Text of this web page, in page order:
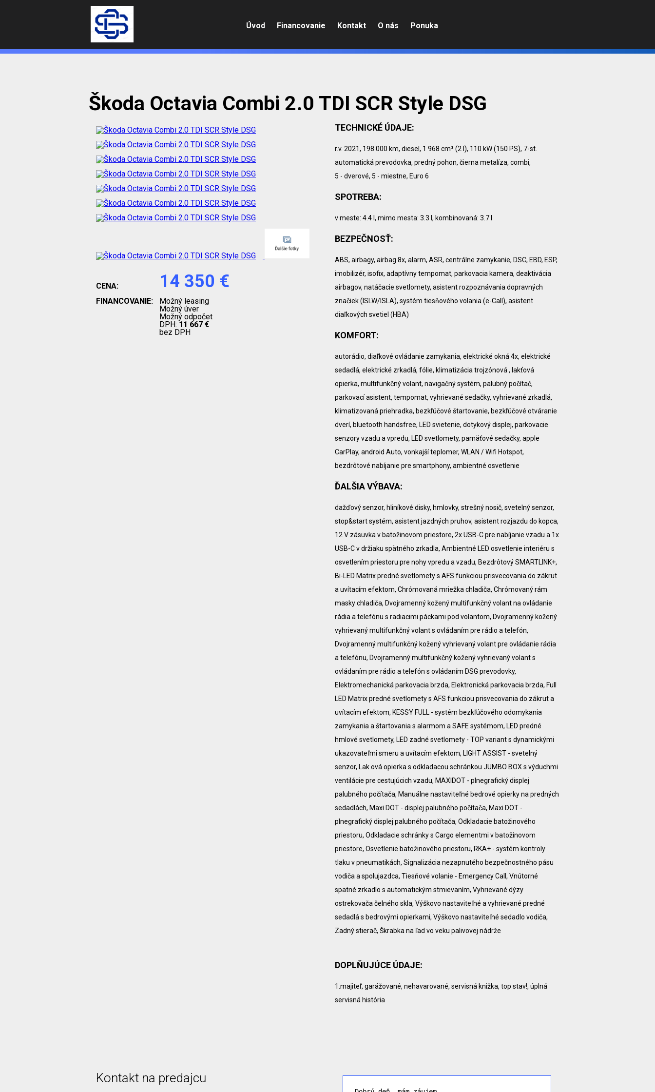
Úvod Financovanie Kontakt O nás Ponuka
Škoda Octavia Combi 2.0 TDI SCR Style DSG
CENA: 14 350 €
FINANCOVANIE:
Možný leasing
Možný úver
Možný odpočet
DPH: 11 667 €
bez DPH
TECHNICKÉ ÚDAJE:
r.v. 2021, 198 000 km, diesel, 1 968 cm³ (2 l), 110 kW (150 PS), 7-st.
automatická prevodovka, predný pohon, čierna metalíza, combi,
5 - dverové, 5 - miestne, Euro 6
SPOTREBA:
v meste: 4.4 l, mimo mesta: 3.3 l, kombinovaná: 3.7 l
BEZPEČNOSŤ:
ABS, airbagy, airbag 8x, alarm, ASR, centrálne zamykanie, DSC, EBD, ESP,
imobilizér, isofix, adaptívny tempomat, parkovacia kamera, deaktivácia
airbagov, natáčacie svetlomety, asistent rozpoznávania dopravných
značiek (ISLW/ISLA), systém tiesňového volania (e-Call), asistent
diaľkových svetiel (HBA)
KOMFORT:
autorádio, diaľkové ovládanie zamykania, elektrické okná 4x, elektrické
sedadlá, elektrické zrkadlá, fólie, klimatizácia trojzónová , lakťová
opierka, multifunkčný volant, navigačný systém, palubný počítač,
parkovací asistent, tempomat, vyhrievané sedačky, vyhrievané zrkadlá,
klimatizovaná priehradka, bezkľúčové štartovanie, bezkľúčové otváranie
dverí, bluetooth handsfree, LED svietenie, dotykový displej, parkovacie
senzory vzadu a vpredu, LED svetlomety, pamäťové sedačky, apple
CarPlay, android Auto, vonkajší teplomer, WLAN / Wifi Hotspot,
bezdrôtové nabíjanie pre smartphony, ambientné osvetlenie
ĎALŠIA VÝBAVA:
dažďový senzor, hliníkové disky, hmlovky, strešný nosič, svetelný senzor,
stop&start systém, asistent jazdných pruhov, asistent rozjazdu do kopca,
12 V zásuvka v batožinovom priestore, 2x USB-C pre nabíjanie vzadu a 1x
USB-C v držiaku spätného zrkadla, Ambientné LED osvetlenie interiéru s
osvetlením priestoru pre nohy vpredu a vzadu, Bezdrôtový SMARTLINK+,
Bi-LED Matrix predné svetlomety s AFS funkciou prisvecovania do zákrut
a uvítacím efektom, Chrómovaná mriežka chladiča, Chrómovaný rám
masky chladiča, Dvojramenný kožený multifunkčný volant na ovládanie
rádia a telefónu s radiacimi páckami pod volantom, Dvojramenný kožený
vyhrievaný multifunkčný volant s ovládaním pre rádio a telefón,
Dvojramenný multifunkčný kožený vyhrievaný volant pre ovládanie rádia
a telefónu, Dvojramenný multifunkčný kožený vyhrievaný volant s
ovládaním pre rádio a telefón s ovládaním DSG prevodovky,
Elektromechanická parkovacia brzda, Elektronická parkovacia brzda, Full
LED Matrix predné svetlomety s AFS funkciou prisvecovania do zákrut a
uvítacím efektom, KESSY FULL - systém bezkľúčového odomykania
zamykania a štartovania s alarmom a SAFE systémom, LED predné
hmlové svetlomety, LED zadné svetlomety - TOP variant s dynamickými
ukazovateľmi smeru a uvítacím efektom, LIGHT ASSIST - svetelný
senzor, Lak ová opierka s odkladacou schránkou JUMBO BOX s výduchmi
ventilácie pre cestujúcich vzadu, MAXIDOT - plnegrafický displej
palubného počítača, Manuálne nastaviteľné bedrové opierky na predných
sedadlách, Maxi DOT - displej palubného počítača, Maxi DOT -
plnegrafický displej palubného počítača, Odkladacie batožinového
priestoru, Odkladacie schránky s Cargo elementmi v batožinovom
priestore, Osvetlenie batožinového priestoru, RKA+ - systém kontroly
tlaku v pneumatikách, Signalizácia nezapnutého bezpečnostného pásu
vodiča a spolujazdca, Tiesňové volanie - Emergency Call, Vnútorné
spätné zrkadlo s automatickým stmievaním, Vyhrievané dýzy
ostrekovača čelného skla, Výškovo nastaviteľné a vyhrievané predné
sedadlá s bedrovými opierkami, Výškovo nastaviteľné sedadlo vodiča,
Zadný stierač, Škrabka na ľad vo veku palivovej nádrže
DOPLŇUJÚCE ÚDAJE:
1.majiteľ, garážované, nehavarované, servisná knižka, top stav!, úplná
servisná história
Kontakt na predajcu